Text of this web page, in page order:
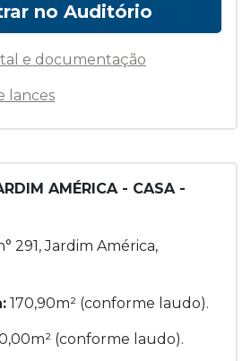
AMÉRICA - CASA -
291, Jardim América,
170,90m² (conforme laudo).
(conforme laudo).
no Auditório
e documentação
lances